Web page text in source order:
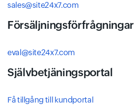
sales@site24x7.com
Försäljningsförfrågningar
eval@site24x7.com
Självbetjäningsportal
Få tillgång till kundportal